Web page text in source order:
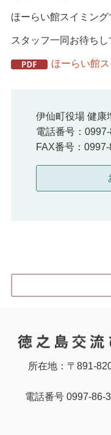
ほーらい館スイミン
スタッフ一同お待ちし
ほーらい館
伊仙町役場 健康
電話番号：
FAX番号：
所在地：〒891-
電話番号 0997-86-